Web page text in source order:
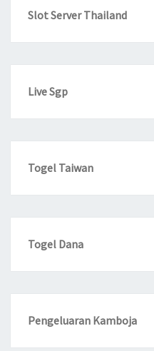
Slot Server Thailand
Live Sgp
Togel Taiwan
Togel Dana
Pengeluaran Kamboja